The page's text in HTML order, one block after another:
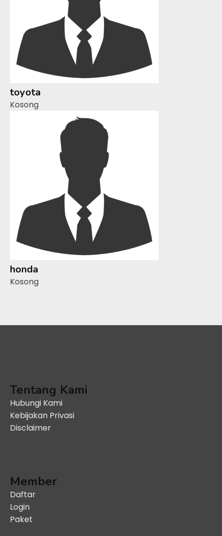
toyota
Kosong
honda
Kosong
Tentang Kami
Hubungi Kami
Kebijakan Privasi
Disclaimer
Member
Daftar
Login
Paket